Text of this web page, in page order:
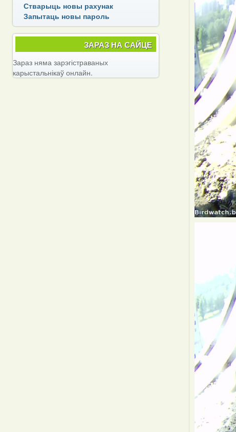
Стварыць новы рахунак
Запытаць новы пароль
ЗАРАЗ НА САЙЦЕ
Зараз няма зарэгістраваных
карыстальнікаў онлайн.